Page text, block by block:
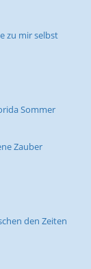
zu mir selbst
Sommer
Zauber
den Zeiten